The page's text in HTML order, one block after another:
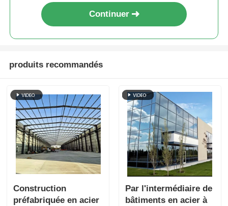
Continuer
produits recommandés
Construction
préfabriquée en acier
Par l'intermédiaire de
bâtiments en acier à